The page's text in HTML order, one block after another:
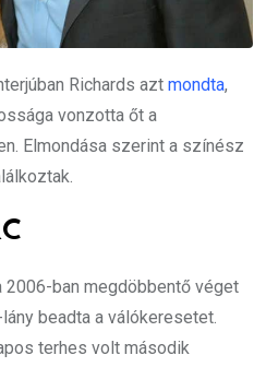
Richards azt mondta,
vonzotta őt a
Elmondása szerint a színész
2006-ban megdöbbentő véget
beadta a válókeresetet.
terhes volt második